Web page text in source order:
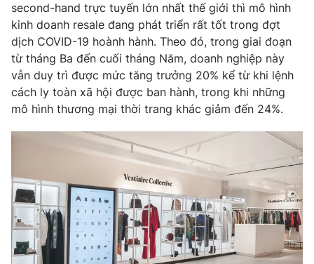
second-hand trực tuyến lớn nhất thế giới thì mô hình
kinh doanh resale đang phát triển rất tốt trong đợt
dịch COVID-19 hoành hành. Theo đó, trong giai đoạn
từ tháng Ba đến cuối tháng Năm, doanh nghiệp này
vẫn duy trì được mức tăng trưởng 20% kể từ khi lệnh
cách ly toàn xã hội được ban hành, trong khi những
mô hình thương mại thời trang khác giảm đến 24%.